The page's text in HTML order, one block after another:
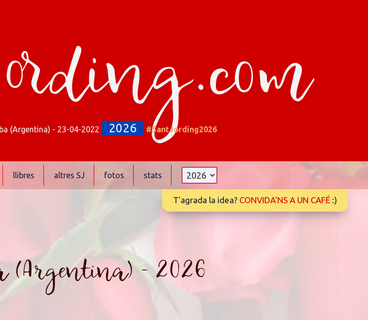
(Argentina) - 23-04-2022 2026 #SantJording2026
llibres altres SJ fotos stats
T'agrada la idea? CONVIDA'NS A UN CAFÉ :)
(Argentina) - 2026